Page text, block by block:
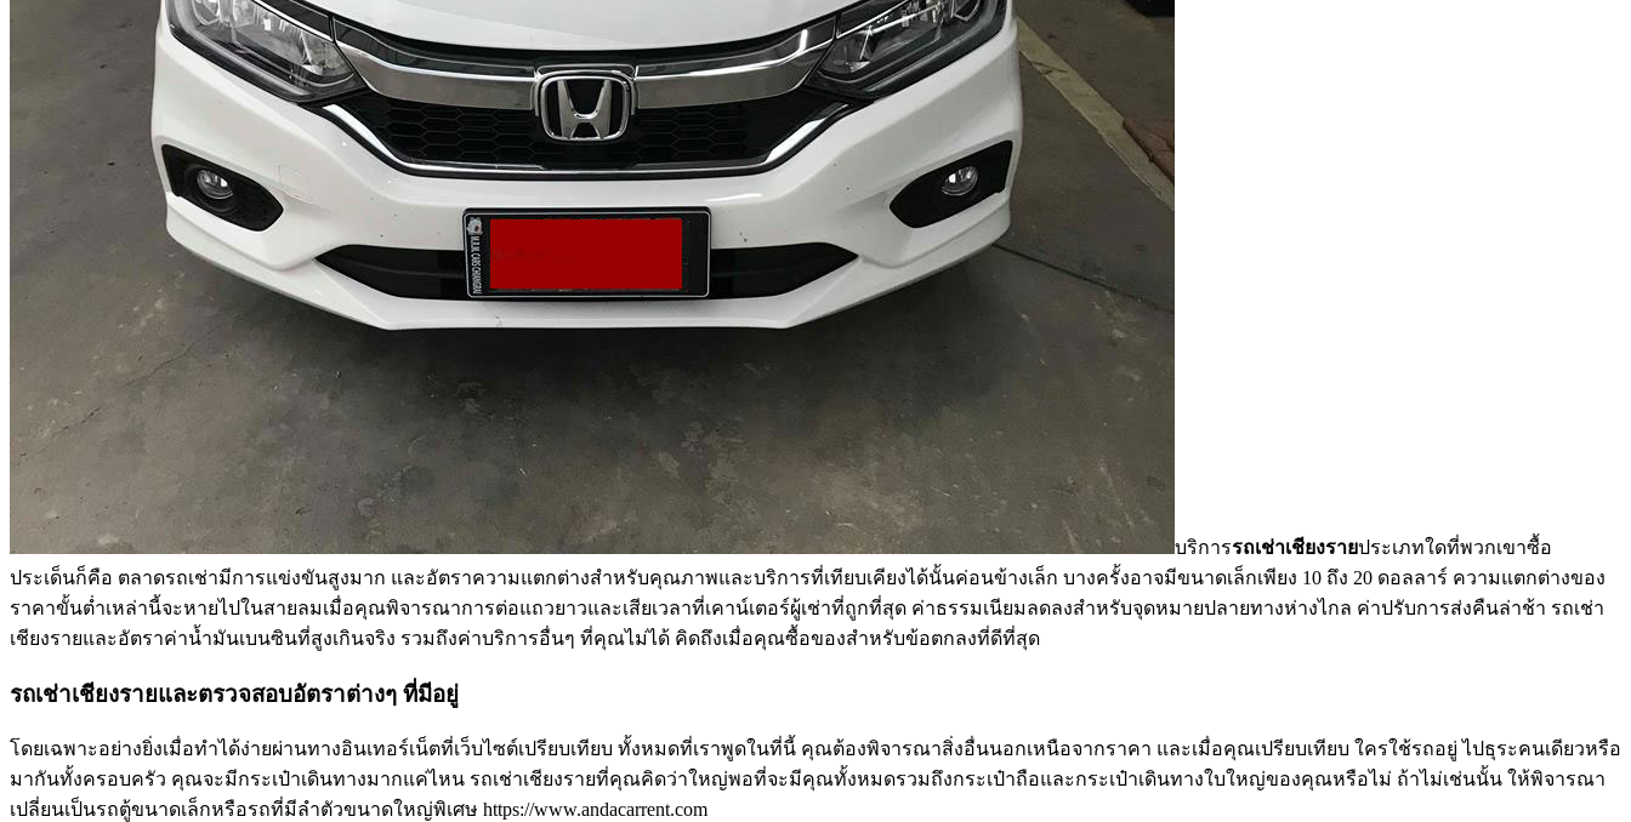
บริการรถเช่าเชียงรายประเภทใดที่พวกเขาซื้อ
ประเด็นก็คือ ตลาดรถเช่ามีการแข่งขันสูงมาก และอัตราความแตกต่างสำหรับคุณภาพและบริการที่เทียบเคียงได้นั้นค่อนข้างเล็ก บางครั้งอาจมีขนาดเล็กเพียง 10 ถึง 20 ดอลลาร์ ความแตกต่างของ
ราคาขั้นต่ำเหล่านี้จะหายไปในสายลมเมื่อคุณพิจารณาการต่อแถวยาวและเสียเวลาที่เคาน์เตอร์ผู้เช่าที่ถูกที่สุด ค่าธรรมเนียมลดลงสำหรับจุดหมายปลายทางห่างไกล ค่าปรับการส่งคืนล่าช้า รถเช่า
เชียงรายและอัตราค่าน้ำมันเบนซินที่สูงเกินจริง รวมถึงค่าบริการอื่นๆ ที่คุณไม่ได้ คิดถึงเมื่อคุณซื้อของสำหรับข้อตกลงที่ดีที่สุด
รถเช่าเชียงรายและตรวจสอบอัตราต่างๆ ที่มีอยู่
โดยเฉพาะอย่างยิ่งเมื่อทำได้ง่ายผ่านทางอินเทอร์เน็ตที่เว็บไซต์เปรียบเทียบ ทั้งหมดที่เราพูดในที่นี้ คุณต้องพิจารณาสิ่งอื่นนอกเหนือจากราคา และเมื่อคุณเปรียบเทียบ ใครใช้รถอยู่ ไปธุระคนเดียวหรือ
มากันทั้งครอบครัว คุณจะมีกระเป๋าเดินทางมากแค่ไหน รถเช่าเชียงรายที่คุณคิดว่าใหญ่พอที่จะมีคุณทั้งหมดรวมถึงกระเป๋าถือและกระเป๋าเดินทางใบใหญ่ของคุณหรือไม่ ถ้าไม่เช่นนั้น ให้พิจารณา
เปลี่ยนเป็นรถตู้ขนาดเล็กหรือรถที่มีลำตัวขนาดใหญ่พิเศษ https://www.andacarrent.com